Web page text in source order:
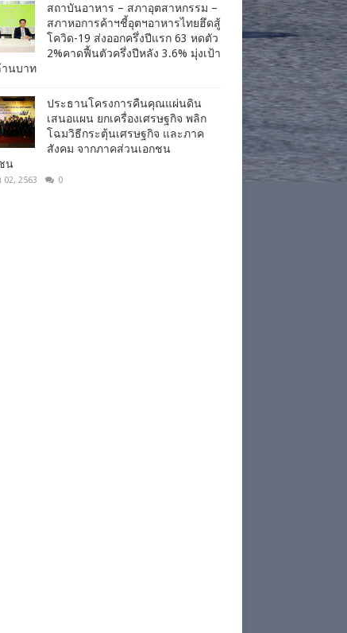
สถาบันอาหาร – สภาอุตสาหกรรม –
สภาหอการค้าฯชี้อุตฯอาหารไทยฮึดสู้
โควิด-19 ส่งออกครึ่งปีแรก 63 หดตัว
2%คาดฟื้นตัวครึ่งปีหลัง 3.6% มุ่งเป้า
นบาท
ประธานโครงการคืนคุณแผ่นดิน
เสนอแผน ยกเครื่องเศรษฐกิจ พลิก
โฉมวิธีกระตุ้นเศรษฐกิจ และภาค
สังคม จากภาคส่วนเอกชน
น
02, 2563 0